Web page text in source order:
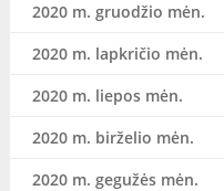
2020 m. gruodžio mėn.
2020 m. lapkričio mėn.
2020 m. liepos mėn.
2020 m. birželio mėn.
2020 m. gegužės mėn.